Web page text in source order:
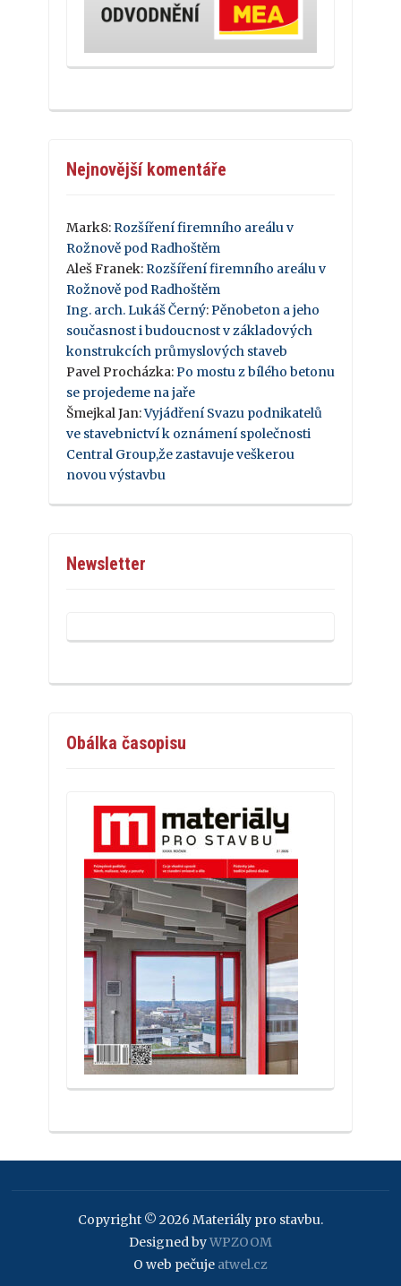
Nejnovější komentáře
Mark8: Rozšíření firemního areálu v
Rožnově pod Radhoštěm
Aleš Franek: Rozšíření firemního areálu v
Rožnově pod Radhoštěm
Ing. arch. Lukáš Černý: Pěnobeton a jeho
současnost i budoucnost v základových
konstrukcích průmyslových staveb
Pavel Procházka: Po mostu z bílého betonu
se projedeme na jaře
Šmejkal Jan:Vyjádření Svazu podnikatelů
ve stavebnictví k oznámení společnosti
Central Group,že zastavuje veškerou
novou výstavbu
Newsletter
Obálka časopisu
Copyright © 2026 Materiály pro stavbu.
Designed byWPZOOM
O web pečuje atwel.cz